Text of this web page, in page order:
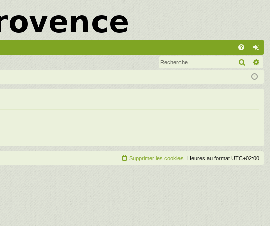
FA on
ne
Heures au format UTC+02:00
Supprimer les cookies